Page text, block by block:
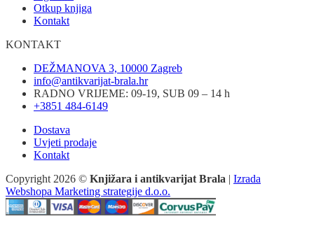
Otkup knjiga
Kontakt
KONTAKT
DEŽMANOVA 3, 10000 Zagreb
info@antikvarijat-brala.hr
RADNO VRIJEME: 09-19, SUB 09 – 14 h
+3851 484-6149
Dostava
Uvjeti prodaje
Kontakt
Copyright 2026 © Knjižara i antikvarijat Brala | Izrada
Webshopa Marketing strategije d.o.o.